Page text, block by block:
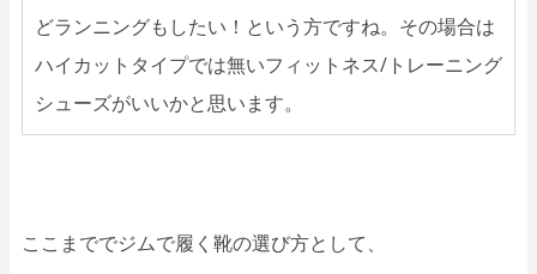
どランニングもしたい！という方ですね。その場合は
ハイカットタイプでは無いフィットネス/トレーニング
シューズがいいかと思います。
ここまででジムで履く靴の選び方として、